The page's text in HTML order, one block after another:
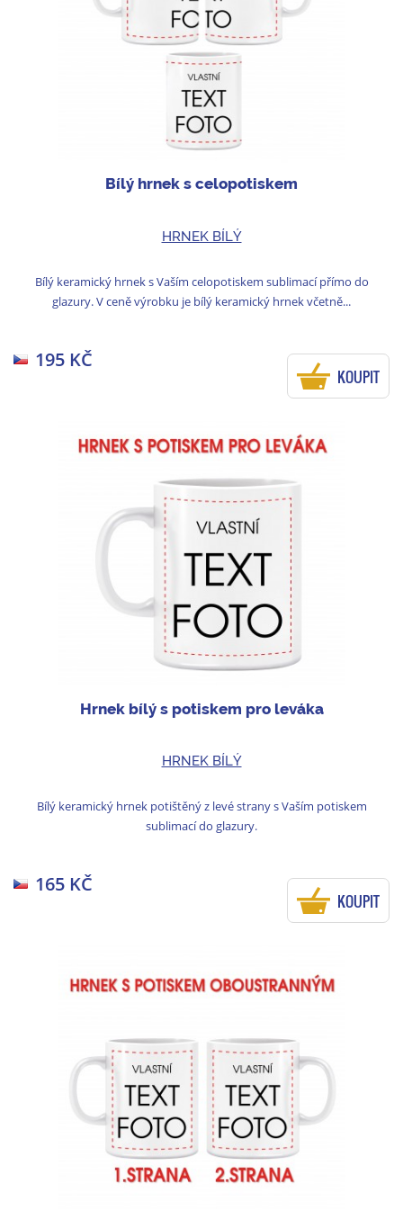
Bílý hrnek s celopotiskem
HRNEK BÍLÝ
Bílý keramický hrnek s Vaším celopotiskem sublimací přímo do
glazury. V ceně výrobku je bílý keramický hrnek včetně...
195 KČ
KOUPIT
Hrnek bílý s potiskem pro leváka
HRNEK BÍLÝ
Bílý keramický hrnek potištěný z levé strany s Vaším potiskem
sublimací do glazury.
165 KČ
KOUPIT